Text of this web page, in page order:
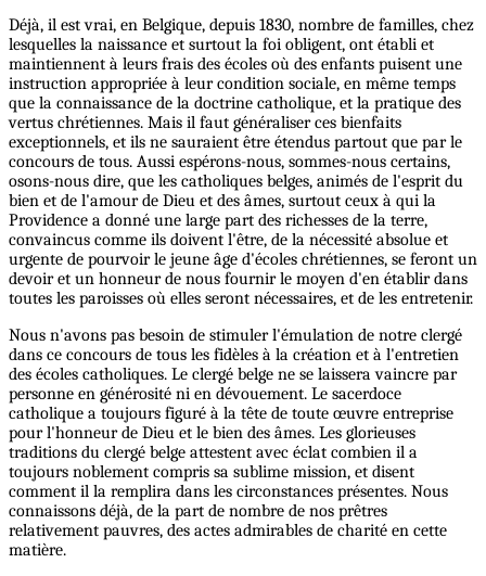
Déjà, il est vrai, en Belgique, depuis 1830, nombre de familles, chez
lesquelles la naissance et surtout la foi obligent, ont établi et
maintiennent à leurs frais des écoles où des enfants puisent une
instruction appropriée à leur condition sociale, en même temps
que la connaissance de la doctrine catholique, et la pratique des
vertus chrétiennes. Mais il faut généraliser ces bienfaits
exceptionnels, et ils ne sauraient être étendus partout que par le
concours de tous. Aussi espérons-nous, sommes-nous certains,
osons-nous dire, que les catholiques belges, animés de l'esprit du
bien et de l'amour de Dieu et des âmes, surtout ceux à qui la
Providence a donné une large part des richesses de la terre,
convaincus comme ils doivent l'être, de la nécessité absolue et
urgente de pourvoir le jeune âge d'écoles chrétiennes, se feront un
devoir et un honneur de nous fournir le moyen d'en établir dans
toutes les paroisses où elles seront nécessaires, et de les entretenir.
Nous n'avons pas besoin de stimuler l'émulation de notre clergé
dans ce concours de tous les fidèles à la création et à l'entretien
des écoles catholiques. Le clergé belge ne se laissera vaincre par
personne en générosité ni en dévouement. Le sacerdoce
catholique a toujours figuré à la tête de toute œuvre entreprise
pour l'honneur de Dieu et le bien des âmes. Les glorieuses
traditions du clergé belge attestent avec éclat combien il a
toujours noblement compris sa sublime mission, et disent
comment il la remplira dans les circonstances présentes. Nous
connaissons déjà, de la part de nombre de nos prêtres
relativement pauvres, des actes admirables de charité en cette
matière.